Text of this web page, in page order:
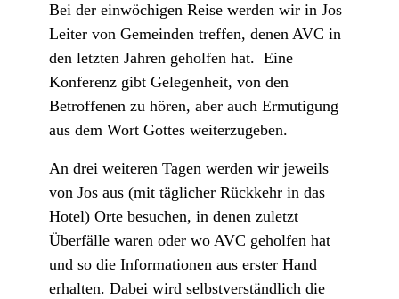
Bei der einwöchigen Reise werden wir in Jos
Leiter von Gemeinden treffen, denen AVC in
den letzten Jahren geholfen hat. Eine
Konferenz gibt Gelegenheit, von den
Betroffenen zu hören, aber auch Ermutigung
aus dem Wort Gottes weiterzugeben.
An drei weiteren Tagen werden wir jeweils
von Jos aus (mit täglicher Rückkehr in das
Hotel) Orte besuchen, in denen zuletzt
Überfälle waren oder wo AVC geholfen hat
und so die Informationen aus erster Hand
erhalten. Dabei wird selbstverständlich die